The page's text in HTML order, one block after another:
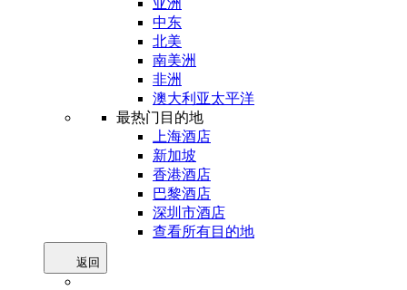
亚洲
中东
北美
南美洲
非洲
澳大利亚太平洋
最热门目的地
上海酒店
新加坡
香港酒店
巴黎酒店
深圳市酒店
查看所有目的地
返回